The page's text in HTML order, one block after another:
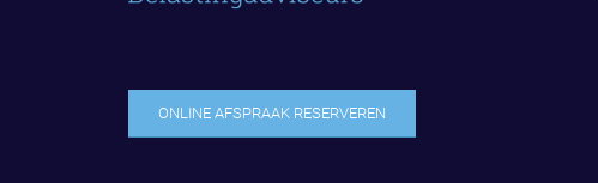
ONLINE AFSPRAAK RESERVEREN